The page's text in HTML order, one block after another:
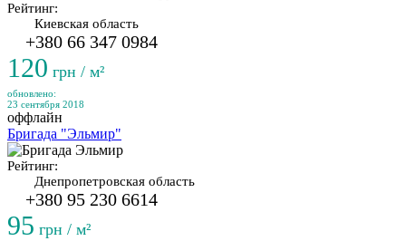
Рейтинг:
Киевская область
+380 66 347 0984
120 грн / м²
обновлено:
23 сентября 2018
оффлайн
Бригада "Эльмир"
Рейтинг:
Днепропетровская область
+380 95 230 6614
95 грн / м²